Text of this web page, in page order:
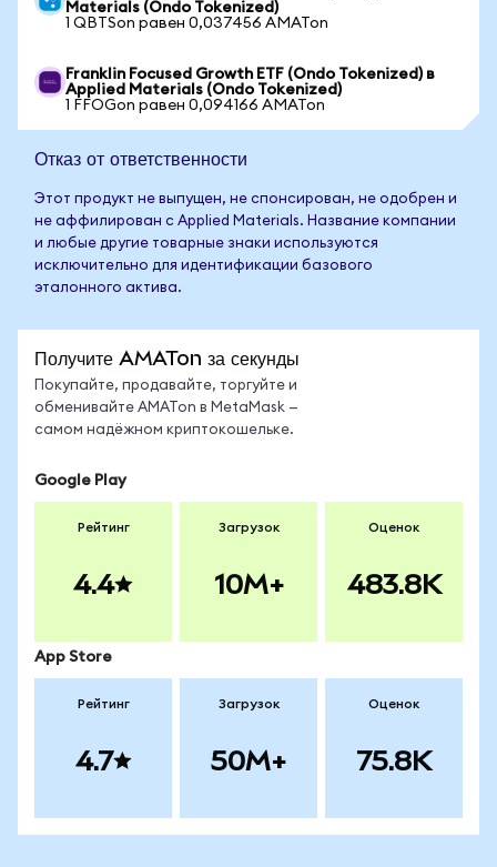
Materials (Ondo Tokenized)
1 QBTSon равен 0,037456 AMATon
Franklin Focused Growth ETF (Ondo Tokenized) в
Applied Materials (Ondo Tokenized)
1 FFOGon равен 0,094166 AMATon
Отказ от ответственности
Этот продукт не выпущен, не спонсирован, не одобрен и
не аффилирован с Applied Materials. Название компании
и любые другие товарные знаки используются
исключительно для идентификации базового
эталонного актива.
Получите AMATon за секунды
Покупайте, продавайте, торгуйте и
обменивайте AMATon в MetaMask —
самом надёжном криптокошельке.
Google Play
Рейтинг
4.4
Загрузок
10M+
Оценок
483.8K
App Store
Рейтинг
4.7
Загрузок
50M+
Оценок
75.8K